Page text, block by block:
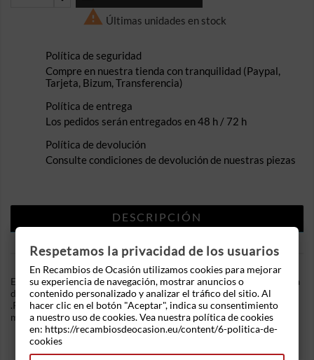
 Últimas unidades en stock
Política de seguridad
Compre en nuestra tienda con tranquilidad (Paypal,
Tarjeta, Bizum, Transferencia)
Política de entrega
Los pedidos serán entregados en 48 h / 72 h
Política de devolución
Consulte condiciones de devolución de nuestras piezas
DESCRIPCIÓN
DETALLES DEL PRODUCTO
En Recambios de Ocasion disponemos de Transmisión delantera
derecha Renault Megane II (2002-2009) 1.5 dCi (101 cv)
.Referencia Interna: 09011150457367. Ademas, disponemos de
mas recambios, si tiene cualquier duda consultenos.
Respetamos la privacidad de los usuarios
En Recambios de Ocasión utilizamos cookies para mejorar
su experiencia de navegación, mostrar anuncios o
contenido personalizado y analizar el tráfico del sitio. Al
hacer clic en el botón "Aceptar", indica su consentimiento
a nuestro uso de cookies. Vea nuestra política de cookies
en: https://recambiosdeocasion.eu/content/6-politica-de-
cookies